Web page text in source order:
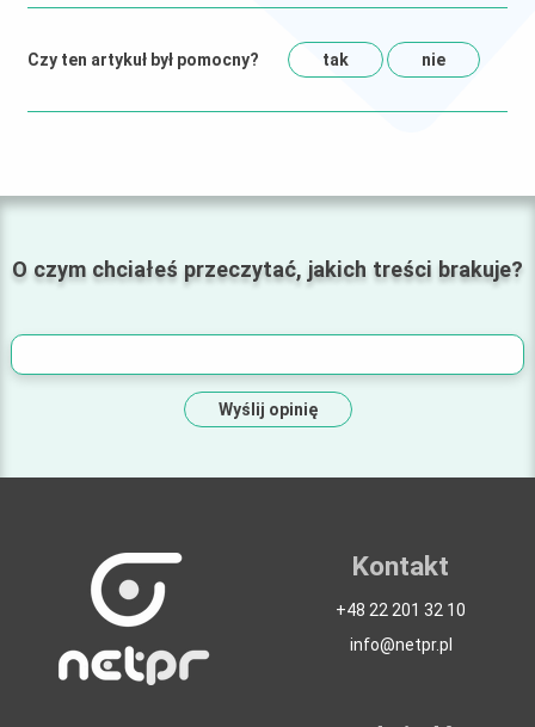
Czy ten artykuł był pomocny? tak nie
O czym chciałeś przeczytać, jakich treści brakuje?
Wyślij opinię
Kontakt
+48 22 201 32 10
info@netpr.pl